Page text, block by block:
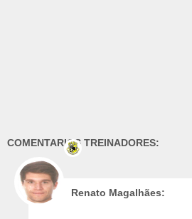
COMENTARIOS TREINADORES:
Renato Magalhães: